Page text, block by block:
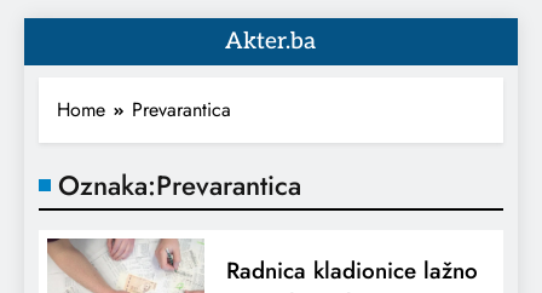
Akter.ba
Home Prevarantica
Oznaka:Prevarantica
Radnica kladionice lažno